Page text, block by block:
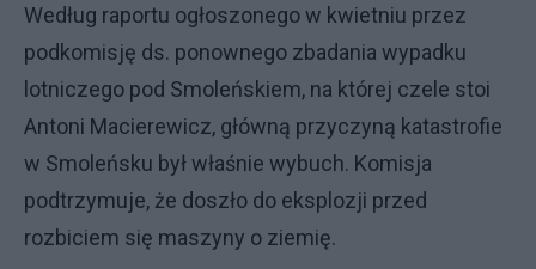
Według raportu ogłoszonego w kwietniu przez
podkomisję ds. ponownego zbadania wypadku
lotniczego pod Smoleńskiem, na której czele stoi
Antoni Macierewicz, główną przyczyną katastrofie
w Smoleńsku był właśnie wybuch. Komisja
podtrzymuje, że doszło do eksplozji przed
rozbiciem się maszyny o ziemię.